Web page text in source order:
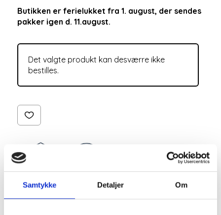
Samtykke Detaljer Om
Butikken er ferielukket fra 1. august, der sendes
pakker igen d. 11.august.
Det valgte produkt kan desværre ikke
bestilles.